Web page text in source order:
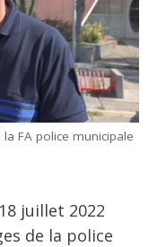
la FA police municipale
juillet 2022
de la police